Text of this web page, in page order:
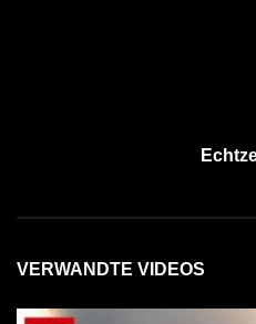
VERWANDTE VIDEOS